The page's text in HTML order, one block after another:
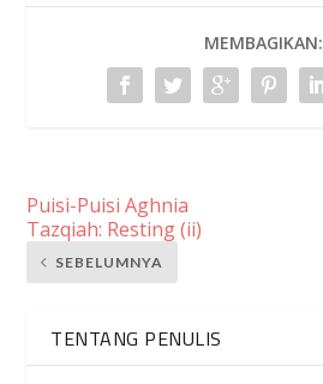
MEMBAGIKAN:
Puisi-Puisi Aghnia
Tazqiah: Resting (ii)
SEBELUMNYA
TENTANG PENULIS